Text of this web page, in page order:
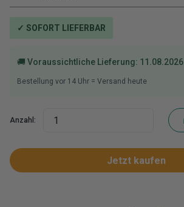
✓ SOFORT LIEFERBAR
🚚 Voraussichtliche Lieferung: 11.08.2026
Bestellung vor 14 Uhr = Versand heute
Anzahl:
Jetzt kaufen